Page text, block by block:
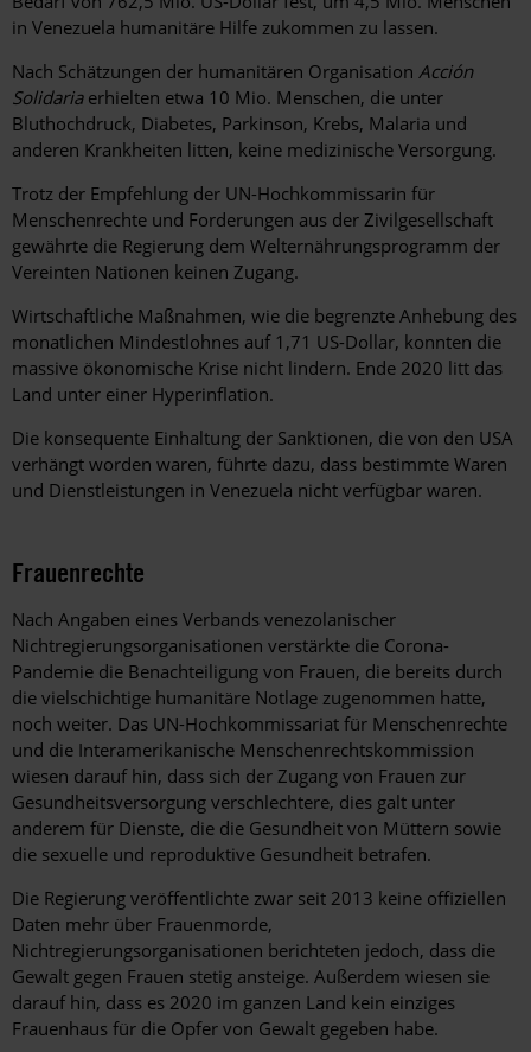
in Venezuela humanitäre Hilfe zukommen zu lassen.
Nach Schätzungen der humanitären Organisation Acción
Solidariaerhielten etwa 10 Mio. Menschen, die unter
Bluthochdruck, Diabetes, Parkinson, Krebs, Malaria und
anderen Krankheiten litten, keine medizinische Versorgung.
Trotz der Empfehlung der UN-Hochkommissarin für
Menschenrechte und Forderungen aus der Zivilgesellschaft
gewährte die Regierung dem Welternährungsprogramm der
Vereinten Nationen keinen Zugang.
Wirtschaftliche Maßnahmen, wie die begrenzte Anhebung des
monatlichen Mindestlohnes auf 1,71 US-Dollar, konnten die
massive ökonomische Krise nicht lindern. Ende 2020 litt das
Land unter einer Hyperinflation.
Die konsequente Einhaltung der Sanktionen, die von den USA
verhängt worden waren, führte dazu, dass bestimmte Waren
und Dienstleistungen in Venezuela nicht verfügbar waren.
Frauenrechte
Nach Angaben eines Verbands venezolanischer
Nichtregierungsorganisationen verstärkte die Corona-
Pandemie die Benachteiligung von Frauen, die bereits durch
die vielschichtige humanitäre Notlage zugenommen hatte,
noch weiter. Das UN-Hochkommissariat für Menschenrechte
und die Interamerikanische Menschenrechtskommission
wiesen darauf hin, dass sich der Zugang von Frauen zur
Gesundheitsversorgung verschlechtere, dies galt unter
anderem für Dienste, die die Gesundheit von Müttern sowie
die sexuelle und reproduktive Gesundheit betrafen.
Die Regierung veröffentlichte zwar seit 2013 keine offiziellen
Daten mehr über Frauenmorde,
Nichtregierungsorganisationen berichteten jedoch, dass die
Gewalt gegen Frauen stetig ansteige. Außerdem wiesen sie
darauf hin, dass es 2020 im ganzen Land kein einziges
Frauenhaus für die Opfer von Gewalt gegeben habe.